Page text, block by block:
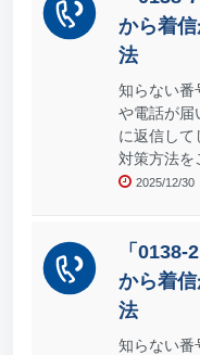
から着
法
知らない番
や電話が届
に返信して
対策方法を
2025/12/30
「
から着
法
知らない番